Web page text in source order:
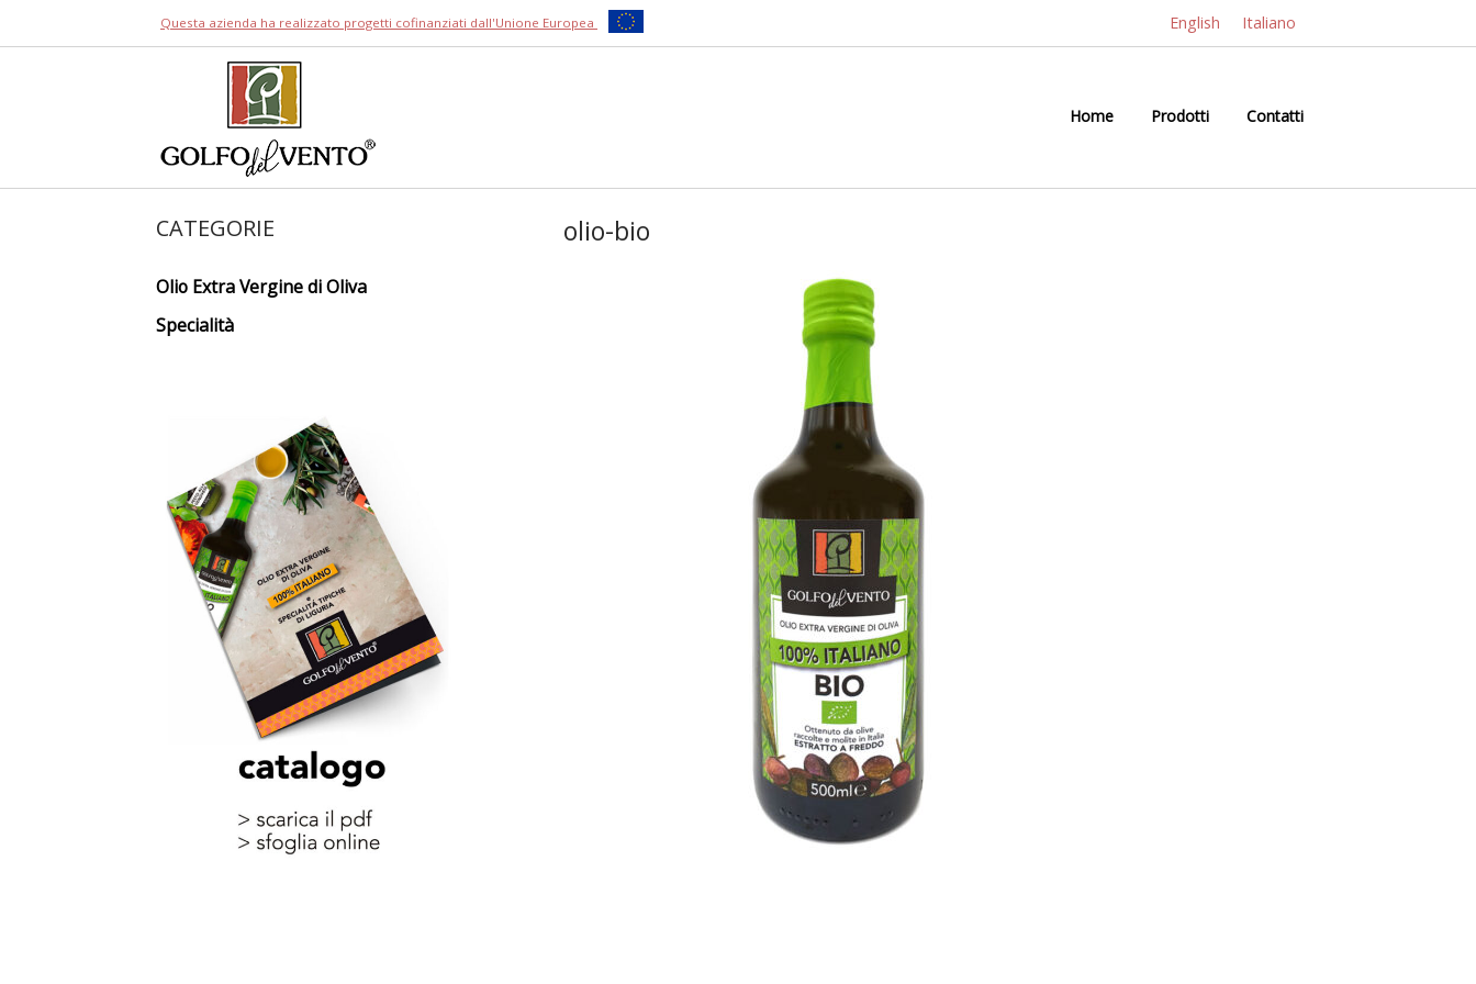
Questa azienda ha realizzato progetti cofinanziati dall'Unione Europea English Italiano
Home Prodotti Contatti
olio-bio
CATEGORIE
Olio Extra Vergine di Oliva
Specialità